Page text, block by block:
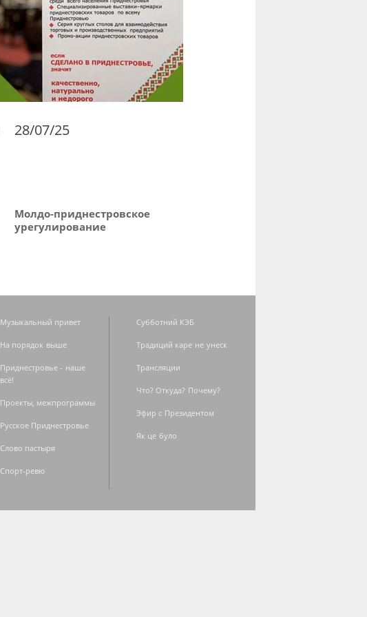
28/07/25
Молдо-приднестровское
урегулирование
Музыкальный привет
На порядок выше
Приднестровье - наше
всё!
Проекты, межпрограммы
Русское Приднестровье
Слово пастыря
Спорт-ревю
Субботний КЭБ
Традиций каре не унеск
Трансляции
Что? Откуда? Почему?
Эфир с Президентом
Як це було